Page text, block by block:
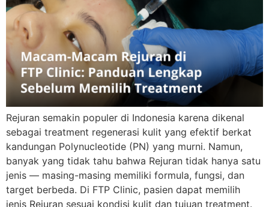
Rejuran semakin populer di Indonesia karena dikenal
sebagai treatment regenerasi kulit yang efektif berkat
kandungan Polynucleotide (PN) yang murni. Namun,
banyak yang tidak tahu bahwa Rejuran tidak hanya satu
jenis — masing-masing memiliki formula, fungsi, dan
target berbeda. Di FTP Clinic, pasien dapat memilih
jenis Rejuran sesuai kondisi kulit dan tujuan treatment.